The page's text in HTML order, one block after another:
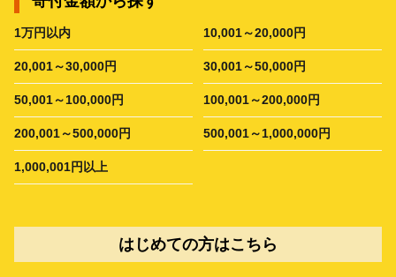
1万円以内 10,001～20,000円
20,001～30,000円 30,001～50,000円
50,001～100,000円 100,001～200,000円
200,001～500,000円 500,001～1,000,000円
1,000,001円以上
はじめての方はこちら